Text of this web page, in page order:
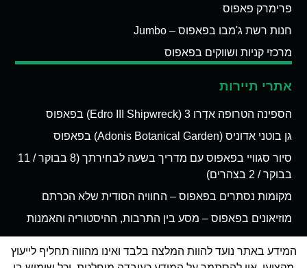
פרימרק פאפוס
חנות רשת ג'מבו בפאפוס – Jumbo
מרכזי קניות ושווקים בפאפוס
אתרי תיירות
הספינה הטרופה אדְרו 3 (Edro III Shipwreck) בפאפוס
גן בוטני אדוניס (Adonis Botanical Garden) בפאפוס
סיור סגוויי בפאפוס עם מדריך בשעה לבחירתך (8 בבוקר / 11
בבוקר / 2 בצהרים)
מקומות נסתרים בפאפוס – החוויה הסודית שלא הכרתם
מוזיאונים בפאפוס – מסע בין התרבות, ההיסטוריה והאמנות
המידע באתר נועד להוות המלצה בלבד ואינו מהווה תחליף לייעוץ